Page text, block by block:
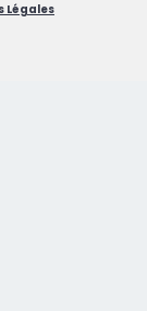
Légales